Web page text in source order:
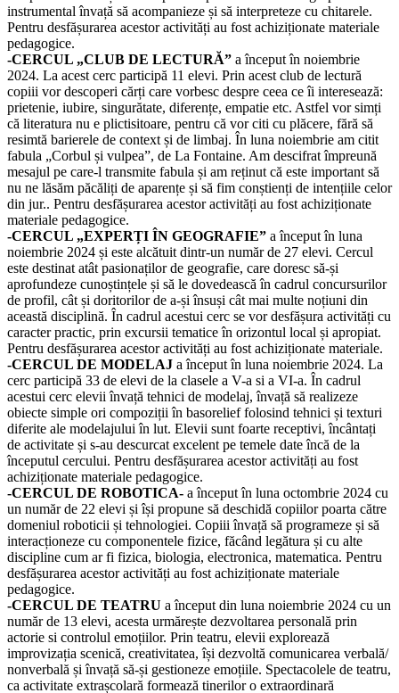
instrumental învață să acompanieze și să interpreteze cu chitarele.
Pentru desfășurarea acestor activități au fost achiziționate materiale
pedagogice.
-CERCUL „CLUB DE LECTURĂ” a început în noiembrie
2024. La acest cerc participă 11 elevi. Prin acest club de lectură
copiii vor descoperi cărți care vorbesc despre ceea ce îi interesează:
prietenie, iubire, singurătate, diferențe, empatie etc. Astfel vor simți
că literatura nu e plictisitoare, pentru că vor citi cu plăcere, fără să
resimtă barierele de context și de limbaj. În luna noiembrie am citit
fabula „Corbul și vulpea”, de La Fontaine. Am descifrat împreună
mesajul pe care-l transmite fabula și am reținut că este important să
nu ne lăsăm păcăliți de aparențe și să fim conștienți de intențiile celor
din jur.. Pentru desfășurarea acestor activități au fost achiziționate
materiale pedagogice.
-CERCUL „EXPERȚI ÎN GEOGRAFIE” a început în luna
noiembrie 2024 și este alcătuit dintr-un număr de 27 elevi. Cercul
este destinat atât pasionaților de geografie, care doresc să-și
aprofundeze cunoștințele și să le dovedească în cadrul concursurilor
de profil, cât și doritorilor de a-și însuși cât mai multe noțiuni din
această disciplină. În cadrul acestui cerc se vor desfășura activități cu
caracter practic, prin excursii tematice în orizontul local și apropiat.
Pentru desfășurarea acestor activități au fost achiziționate materiale.
-CERCUL DE MODELAJ a început în luna noiembrie 2024. La
cerc participă 33 de elevi de la clasele a V-a si a VI-a. În cadrul
acestui cerc elevii învață tehnici de modelaj, învață să realizeze
obiecte simple ori compoziții în basorelief folosind tehnici și texturi
diferite ale modelajului în lut. Elevii sunt foarte receptivi, încântați
de activitate și s-au descurcat excelent pe temele date încă de la
începutul cercului. Pentru desfășurarea acestor activități au fost
achiziționate materiale pedagogice.
-CERCUL DE ROBOTICA- a început în luna octombrie 2024 cu
un număr de 22 elevi și își propune să deschidă copiilor poarta către
domeniul roboticii și tehnologiei. Copiii învață să programeze și să
interacționeze cu componentele fizice, făcând legătura și cu alte
discipline cum ar fi fizica, biologia, electronica, matematica. Pentru
desfășurarea acestor activități au fost achiziționate materiale
pedagogice.
-CERCUL DE TEATRU a început din luna noiembrie 2024 cu un
număr de 13 elevi, acesta urmărește dezvoltarea personală prin
actorie si controlul emoțiilor. Prin teatru, elevii explorează
improvizația scenică, creativitatea, își dezvoltă comunicarea verbală/
nonverbală și învață să-și gestioneze emoțiile. Spectacolele de teatru,
ca activitate extrașcolară formează tinerilor o extraordinară